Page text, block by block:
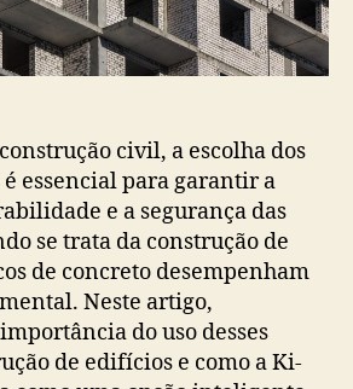
civil, a escolha dos
essencial para garantir a
e a segurança das
se trata da construção de
de concreto desempenham
Neste artigo,
do uso desses
de edifícios e como a Ki-